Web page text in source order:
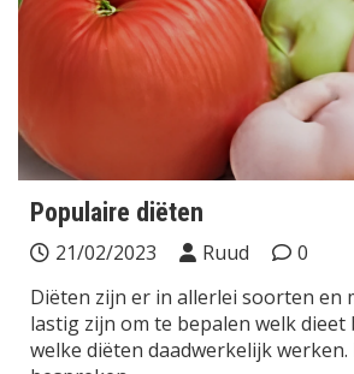
Populaire diëten
21/02/2023 Ruud
0
Diëten zijn er in allerlei soorten en
lastig zijn om te bepalen welk dieet
welke diëten daadwerkelijk